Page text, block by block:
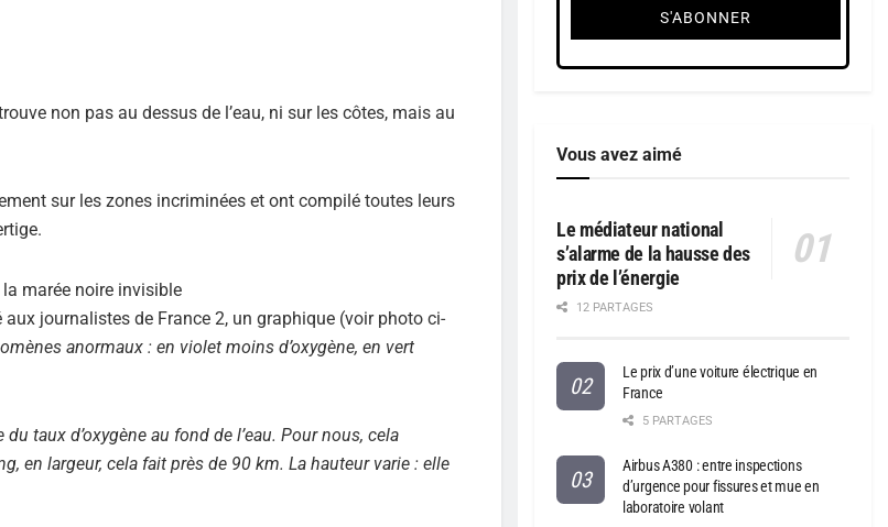
non pas au dessus de l’eau, ni sur les côtes, mais au
sur les zones incriminées et ont compilé toutes leurs
journalistes de France 2, un graphique (voir photo ci-
anormaux : en violet moins d’oxygène, en vert
taux d’oxygène au fond de l’eau. Pour nous, cela
en largeur, cela fait près de 90 km. La hauteur varie : elle
Vous avez aimé
Le médiateur national
s’alarme de la hausse des
prix de l’énergie
12 PARTAGES
Le prix d’une voiture électrique en
France
5 PARTAGES
Airbus A380 : entre inspections
d’urgence pour fissures et mue en
laboratoire volant